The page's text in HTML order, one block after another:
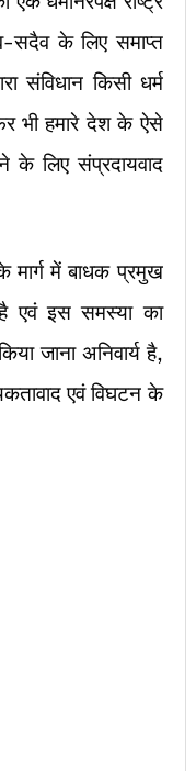
सदैव के लिए समाप्त
संविधान किसी धर्म
भी हमारे देश के ऐसे
के लिए संप्रदायवाद
में बाधक प्रमुख
एवं इस समस्या का
जाना अनिवार्य है,
एवं विघटन के